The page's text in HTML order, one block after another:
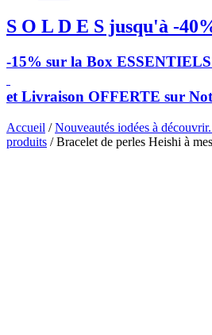
S O L D E S jusqu'à -
-15% sur la Box
et Livraison OFFERTE sur
Accueil /Nouveautés iodées à
produits / Bracelet de perles Heishi à